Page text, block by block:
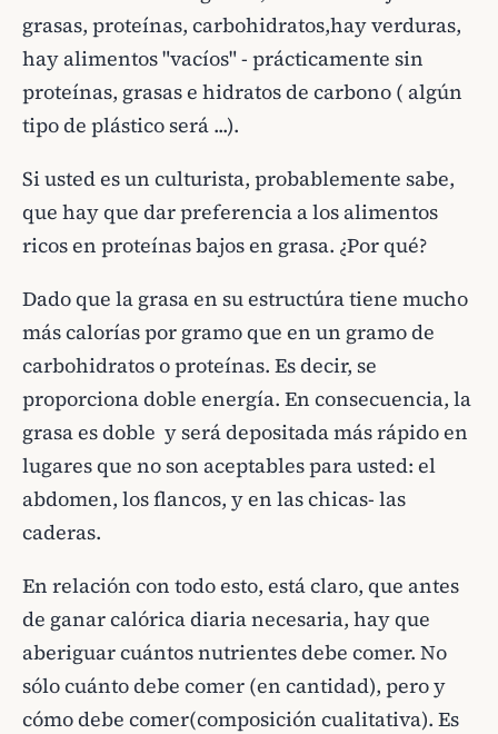
grasas, proteínas, carbohidratos,hay verduras,
hay alimentos "vacíos" - prácticamente sin
proteínas, grasas e hidratos de carbono ( algún
tipo de plástico será ...).
Si usted es un culturista, probablemente sabe,
que hay que dar preferencia a los alimentos
ricos en proteínas bajos en grasa. ¿Por qué?
Dado que la grasa en su estructúra tiene mucho
más calorías por gramo que en un gramo de
carbohidratos o proteínas. Es decir, se
proporciona doble energía. En consecuencia, la
grasa es doble y será depositada más rápido en
lugares que no son aceptables para usted: el
abdomen, los flancos, y en las chicas- las
caderas.
En relación con todo esto, está claro, que antes
de ganar calórica diaria necesaria, hay que
aberiguar cuántos nutrientes debe comer. No
sólo cuánto debe comer (en cantidad), pero y
cómo debe comer(composición cualitativa). Es